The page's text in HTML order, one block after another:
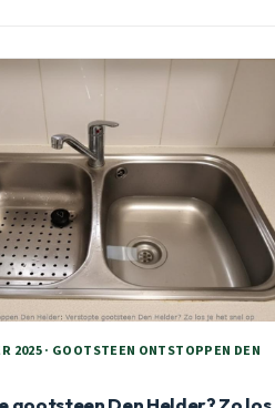
2025 · GOOTSTEEN ONTSTOPPEN DEN